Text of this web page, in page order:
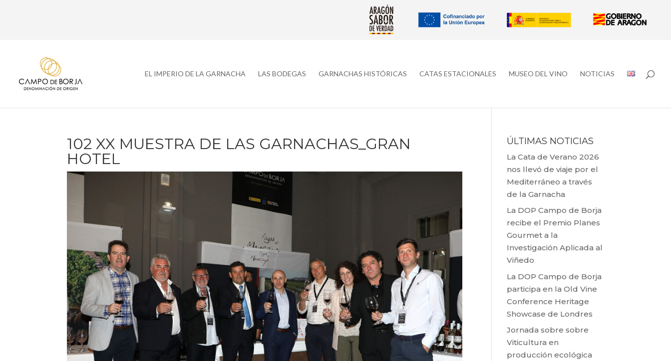
EL IMPERIO DE LA GARNACHA LAS BODEGAS GARNACHAS HISTÓRICAS CATAS ESTACIONALES MUSEO DEL VINO NOTICIAS
102 XX MUESTRA DE LAS GARNACHAS_GRAN
HOTEL
ÚLTIMAS NOTICIAS
La Cata de Verano 2026
nos llevó de viaje por el
Mediterráneo a través
de la Garnacha
La DOP Campo de Borja
recibe el Premio Planes
Gourmet a la
Investigación Aplicada al
Viñedo
La DOP Campo de Borja
participa en la Old Vine
Conference Heritage
Showcase de Londres
Jornada sobre sobre
Viticultura en
producción ecológica